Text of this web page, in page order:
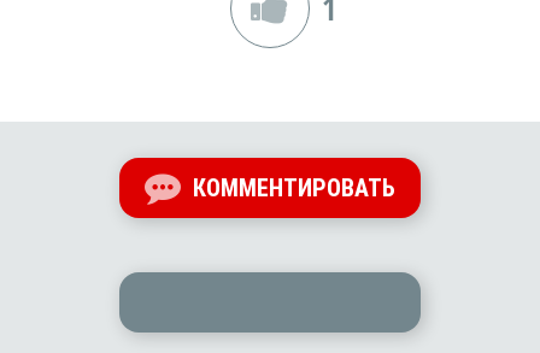
КОММЕНТИРОВАТЬ